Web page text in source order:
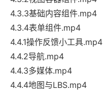
4.3.3基础内容组件.mp4
4.3.4表单组件.mp4
4.4.1操作反馈小工具.mp4
4.4.2导航.mp4
4.4.3多媒体.mp4
4.4.4地图与LBS.mp4